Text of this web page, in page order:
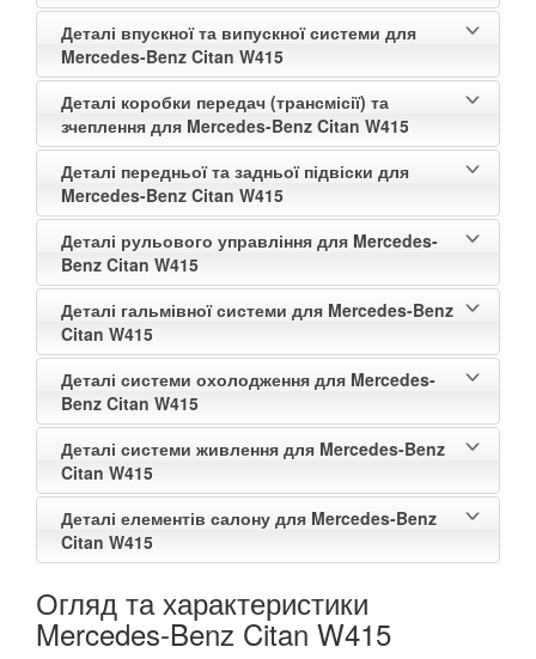
Деталі впускної та випускної системи для
Mercedes-Benz Citan W415
Деталі коробки передач (трансмісії) та
зчеплення для Mercedes-Benz Citan W415
Деталі передньої та задньої підвіски для
Mercedes-Benz Citan W415
Деталі рульового управління для Mercedes-
Benz Citan W415
Деталі гальмівної системи для Mercedes-Benz
Citan W415
Деталі системи охолодження для Mercedes-
Benz Citan W415
Деталі системи живлення для Mercedes-Benz
Citan W415
Деталі елементів салону для Mercedes-Benz
Citan W415
Огляд та характеристики
Mercedes-Benz Citan W415